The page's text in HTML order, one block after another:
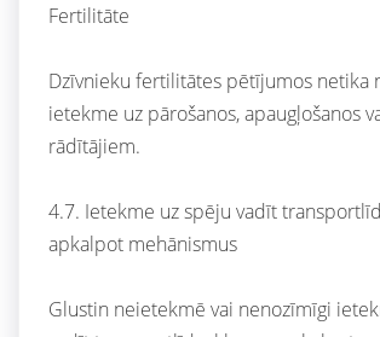
Fertilitāte
Dzīvnieku fertilitātes pētījumos netika
ietekme uz pārošanos, apaugļošanos
rādītājiem.
4.7. Ietekme uz spēju vadīt
apkalpot mehānismus
Glustin neietekmē vai nenozīmīgi